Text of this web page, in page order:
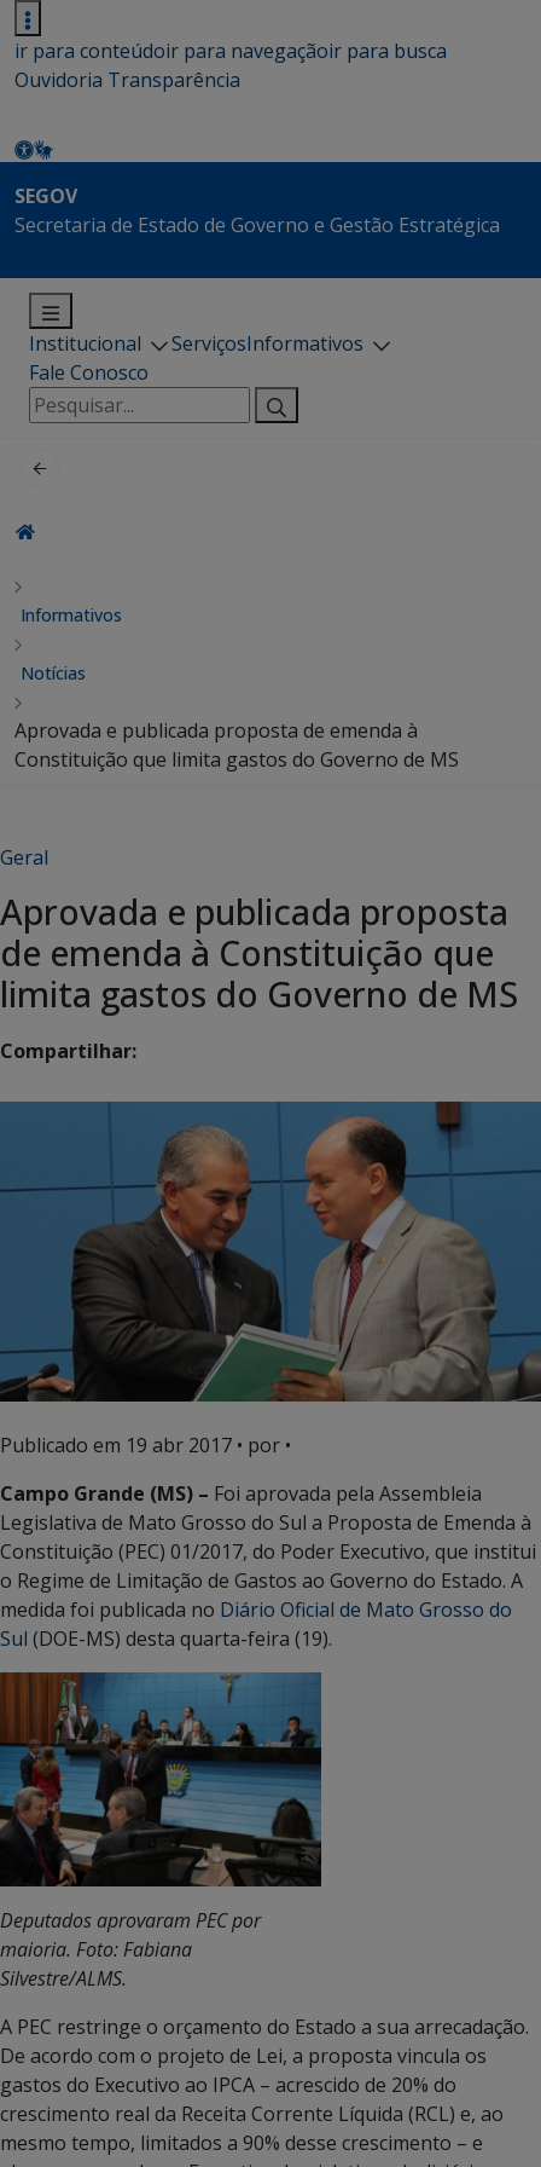
ir para conteúdoir para navegaçãoir para busca
Ouvidoria Transparência
SEGOV
Secretaria de Estado de Governo e Gestão Estratégica
Institucional ServiçosInformativos
Fale Conosco
Pesquisar
por:
Informativos
Notícias
Aprovada e publicada proposta de emenda à
Constituição que limita gastos do Governo de MS
Geral
Aprovada e publicada proposta
de emenda à Constituição que
limita gastos do Governo de MS
Compartilhar:
Publicado em 19 abr 2017 • por •
Campo Grande (MS) – Foi aprovada pela Assembleia
Legislativa de Mato Grosso do Sul a Proposta de Emenda à
Constituição (PEC) 01/2017, do Poder Executivo, que institui
o Regime de Limitação de Gastos ao Governo do Estado. A
medida foi publicada no Diário Oficial de Mato Grosso do
Sul (DOE-MS) desta quarta-feira (19).
Deputados aprovaram PEC por
maioria. Foto: Fabiana
Silvestre/ALMS.
A PEC restringe o orçamento do Estado a sua arrecadação.
De acordo com o projeto de Lei, a proposta vincula os
gastos do Executivo ao IPCA – acrescido de 20% do
crescimento real da Receita Corrente Líquida (RCL) e, ao
mesmo tempo, limitados a 90% desse crescimento – e